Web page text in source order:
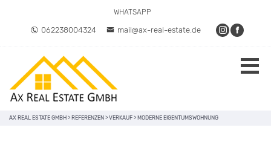
WHATSAPP
062238004324 mail@ax-real-estate.de
AX REAL ESTATE GMBH > REFERENZEN > VERKAUF > MODERNE EIGENTUMSWOHNUNG